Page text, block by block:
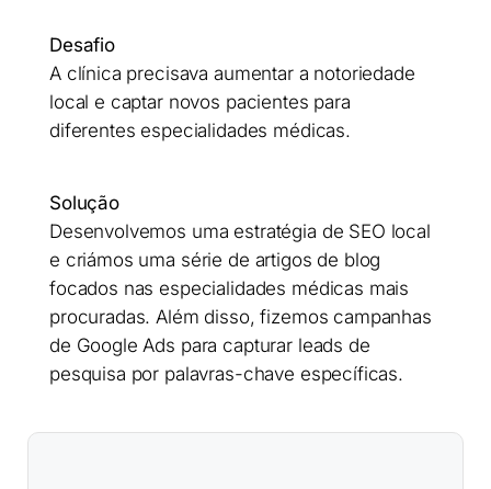
Desafio
A clínica precisava aumentar a notoriedade
local e captar novos pacientes para
diferentes especialidades médicas.
Solução
Desenvolvemos uma estratégia de SEO local
e criámos uma série de artigos de blog
focados nas especialidades médicas mais
procuradas. Além disso, fizemos campanhas
de Google Ads para capturar leads de
pesquisa por palavras-chave específicas.